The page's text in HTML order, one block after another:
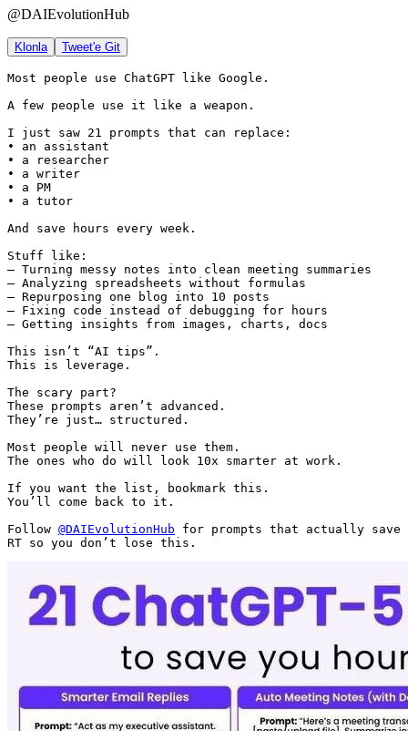
@DAIEvolutionHub
Klonla Tweet'e Git
Most people use ChatGPT like Google.
A few people use it like a weapon.
I just saw 21 prompts that can replace:
• an assistant
• a researcher
• a writer
• a PM
• a tutor
And save hours every week.
Stuff like:
– Turning messy notes into clean meeting summaries
– Analyzing spreadsheets without formulas
– Repurposing one blog into 10 posts
– Fixing code instead of debugging for hours
– Getting insights from images, charts, docs
This isn’t “AI tips”.
This is leverage.
The scary part?
These prompts aren’t advanced.
They’re just… structured.
Most people will never use them.
The ones who do will look 10x smarter at work.
If you want the list, bookmark this.
You’ll come back to it.
Follow @DAIEvolutionHub for prompts that actually save
RT so you don’t lose this.